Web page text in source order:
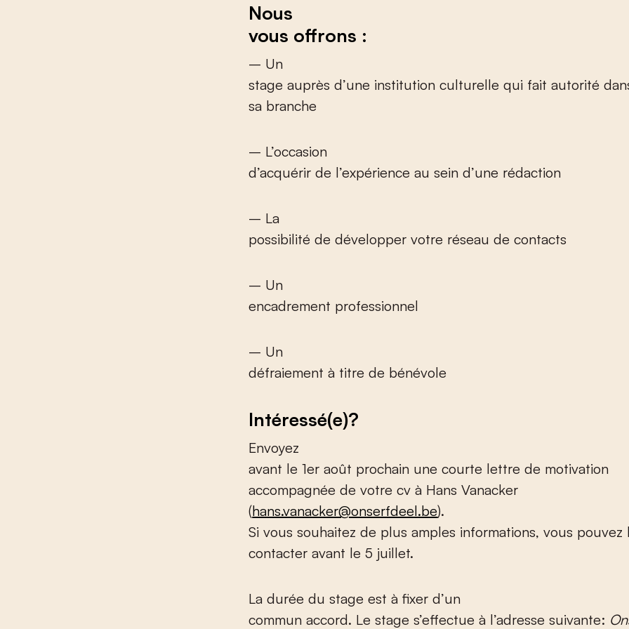
Nous
vous offrons :
– Un
stage auprès d’une institution culturelle qui fait autorité
sa branche
– L’occasion
d’acquérir de l’expérience au sein d’une rédaction
– La
possibilité de développer votre réseau de contacts
– Un
encadrement professionnel
– Un
défraiement à titre de bénévole
Intéressé(e)?
Envoyez
avant le 1eraoût prochain une courte lettre de motivation
accompagnée de votre cv à Hans Vanacker
(hans.vanacker@onserfdeel.be).
Si vous souhaitez de plus amples informations, vous pouvez
contacter avant le 5 juillet.
La durée du stage est à fixer d’un
commun accord. Le stage s’effectue à l’adresse suivante: